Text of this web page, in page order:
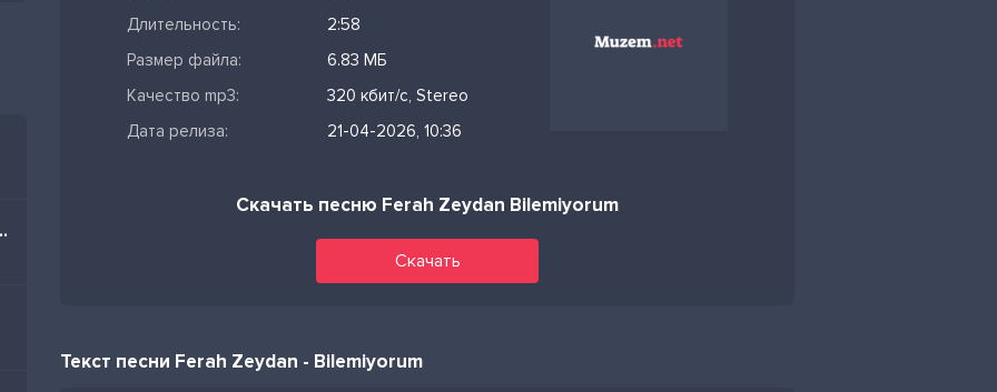
Yaz Mənə
Длительность:
2:58
Размер файла:
6.83 МБ
Качество mp3:
320 кбит/с, Stereo
Дата релиза:
21-04-2026, 10:36
Скачать песню Ferah Zeydan Bilemiyorum
Скачать
Текст песни Ferah Zeydan - Bilemiyorum